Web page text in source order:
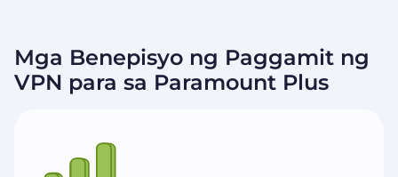
Mga Benepisyo ng Paggamit ng
VPN para sa Paramount Plus